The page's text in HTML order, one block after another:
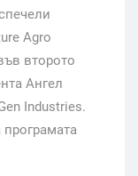
Agro
второто
Ангел
Industries.
програмата